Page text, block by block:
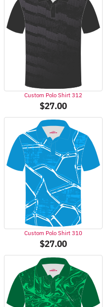
Custom Polo Shirt 312
$27.00
Custom Polo Shirt 310
$27.00